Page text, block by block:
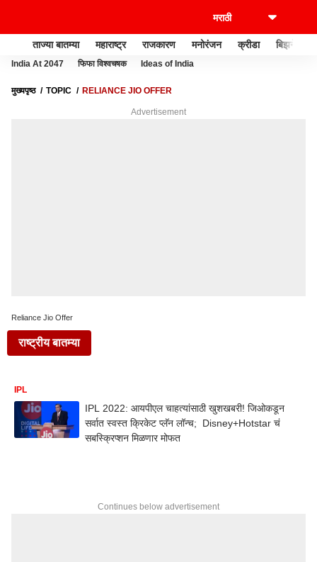
ताज्या बातम्या महाराष्ट्र राजकारण मनोरंजन क्रीडा बिझनेस
India At 2047 फिफा विश्वचषक Ideas of India
मुख्यपृष्ठ TOPIC RELIANCE JIO OFFER
Advertisement
Reliance Jio Offer
राष्ट्रीय बातम्या
IPL
IPL 2022: आयपीएल चाहत्यांसाठी खुशखबरी! जिओकडून
सर्वात स्वस्त क्रिकेट प्लॅन लॉन्च; Disney+Hotstar चं
सबस्क्रिप्शन मिळणार मोफत
Continues below advertisement